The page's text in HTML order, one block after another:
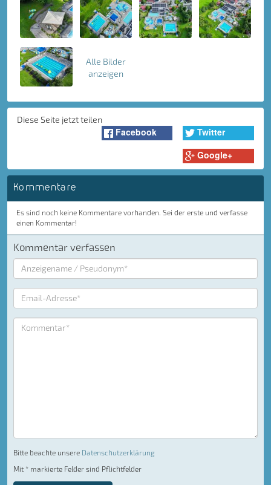
Alle Bilder
anzeigen
Diese Seite jetzt teilen
Facebook
Twitter
Google+
Kommentare
Es sind noch keine Kommentare vorhanden. Sei der erste und verfasse
einen Kommentar!
Kommentar verfassen
Bitte beachte unsere Datenschutzerklärung
Mit * markierte Felder sind Pflichtfelder